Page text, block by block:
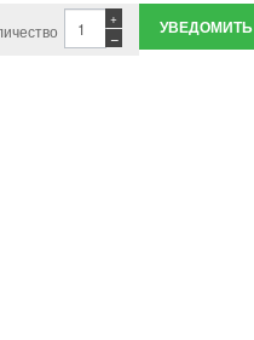
−
+ УВЕДОМИТЬ